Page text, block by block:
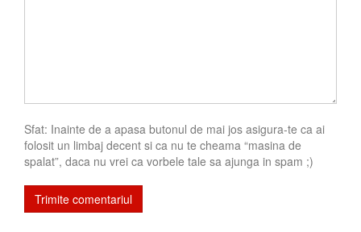
Sfat: Inainte de a apasa butonul de mai jos asigura-te ca ai
folosit un limbaj decent si ca nu te cheama “masina de
spalat”, daca nu vrei ca vorbele tale sa ajunga in spam ;)